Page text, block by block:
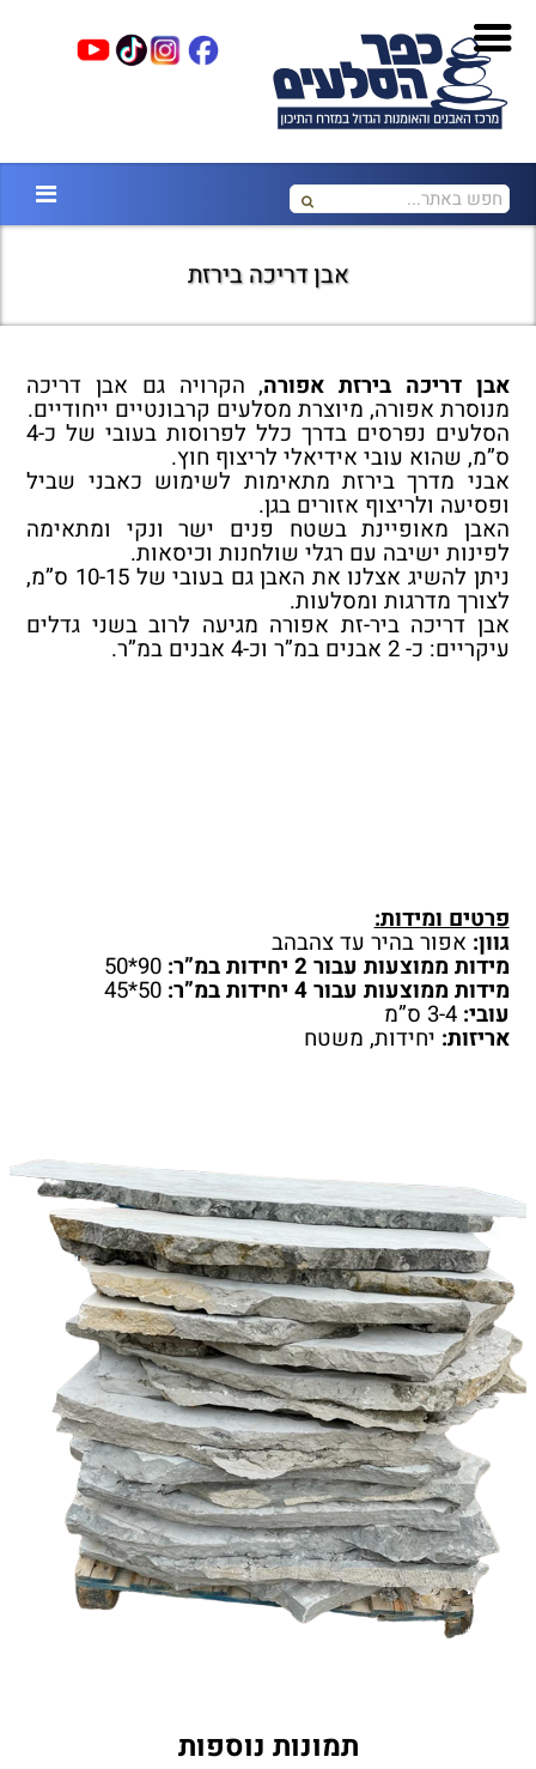
אבן דריכה בירזת
אבן דריכה בירזת אפורה, הקרויה גם אבן דריכה
מנוסרת אפורה, מיוצרת מסלעים קרבונטיים ייחודיים.
הסלעים נפרסים בדרך כלל לפרוסות בעובי של כ-4
ס”מ, שהוא עובי אידיאלי לריצוף חוץ.
אבני מדרך בירזת מתאימות לשימוש כאבני שביל
ופסיעה ולריצוף אזורים בגן.
האבן מאופיינת בשטח פנים ישר ונקי ומתאימה
לפינות ישיבה עם רגלי שולחנות וכיסאות.
ניתן להשיג אצלנו את האבן גם בעובי של 10-15 ס”מ,
לצורך מדרגות ומסלעות.
אבן דריכה ביר-זת אפורה מגיעה לרוב בשני גדלים
עיקריים: כ- 2 אבנים במ”ר וכ-4 אבנים במ”ר.
פרטים ומידות:
גוון: אפור בהיר עד צהבהב
מידות ממוצעות עבור 2 יחידות במ”ר: 90*50
מידות ממוצעות עבור 4 יחידות במ”ר: 50*45
עובי:3-4 ס”מ
אריזות: יחידות, משטח
תמונות נוספות